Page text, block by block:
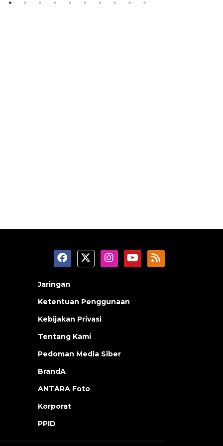
Jaringan
Ketentuan Penggunaan
Kebijakan Privasi
Tentang Kami
Pedoman Media Siber
BrandA
ANTARA Foto
Korporat
PPID